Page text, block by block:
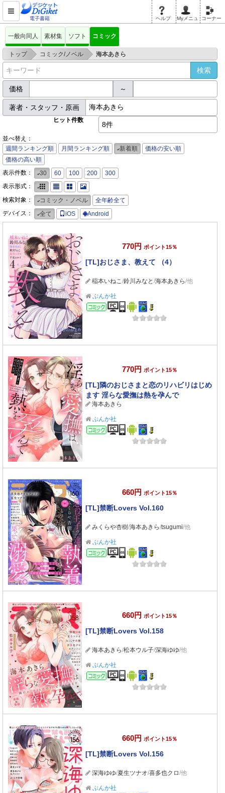
電子書籍 ヘルプ Myメニュ コーナー
一般向同人 素材集 ソフト コミック
トップ > コミック/ノベル > 海本あきら
価格 ～
著者・スタッフ・原画
ヒット件数
8件
並べ替え：
週間ランキング順
月間ランキング順 新着順
価格の安い順
価格の高い順
表示件数：
30 60 100 200
300
表示形式：
検索対象：
コミック・ノベル
全年齢全て
デバイス：
全て iOS Android
770円 ポイント15％
[TL]おじさま、教えて （4）
稲本いねこ/鈴川みなと /海本あきら/他
ぶんか社
コミック
770円 ポイント15％
[TL]隣のおじさまと恋のリハビリはじめ
ます 淫らな愛撫は熱を孕んで
海本あきら
ぶんか社
コミック
660円 ポイント15％
[TL]禁断Lovers Vol.160
みくらや杏樹/海本あきら/tsugumi/他
ぶんか社
コミック
660円 ポイント15％
[TL]禁断Lovers Vol.158
海本あきら/松本ウル子/深海ゆゆ/他
ぶんか社
コミック
660円 ポイント15％
[TL]禁断Lovers Vol.156
深海ゆゆ/夏生ツナオ/喜多也クロ/他
ぶんか社